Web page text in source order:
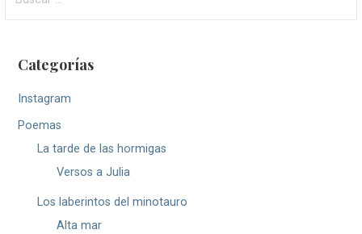
Categorías
Instagram
Poemas
La tarde de las hormigas
Versos a Julia
Los laberintos del minotauro
Alta mar